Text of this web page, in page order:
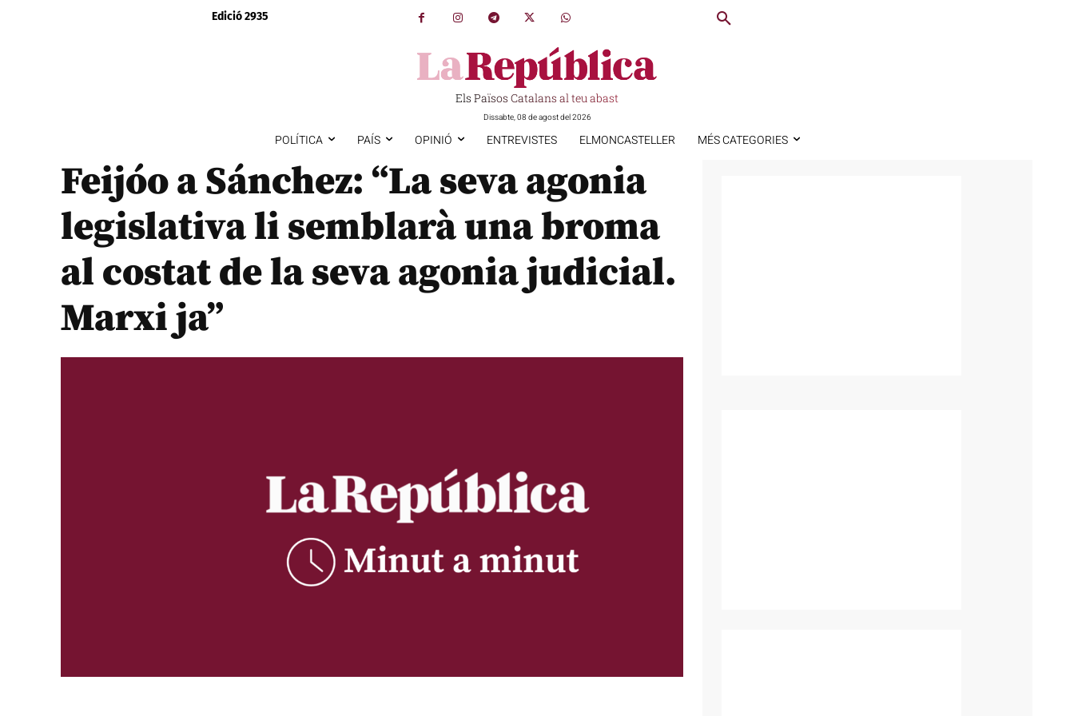
Edició 2935
Els Països Catalans al teu abast
Dissabte, 08 de agost del 2026
POLÍTICA PAÍS OPINIÓ ENTREVISTES ELMONCASTELLER MÉS CATEGORIES
Feijóo a Sánchez: “La seva agonia
legislativa li semblarà una broma
al costat de la seva agonia judicial.
Marxi ja”